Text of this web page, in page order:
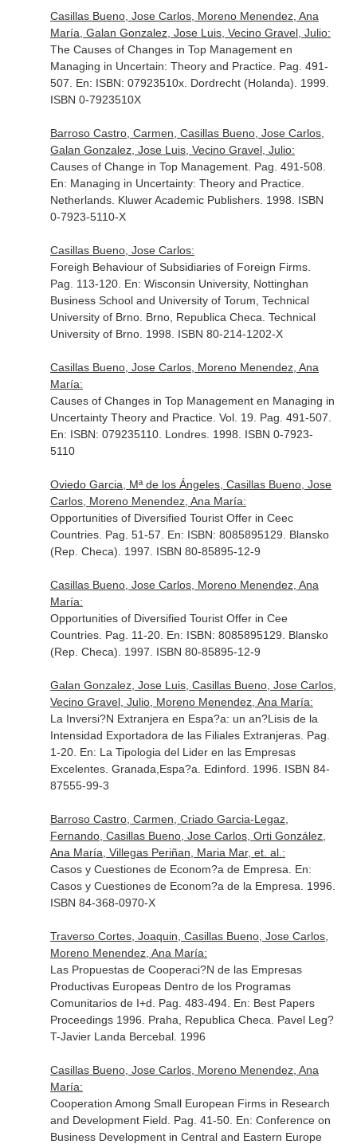
Casillas Bueno, Jose Carlos, Moreno Menendez, Ana
María, Galan Gonzalez, Jose Luis, Vecino Gravel, Julio:
The Causes of Changes in Top Management en
Managing in Uncertain: Theory and Practice. Pag. 491-
507. En: ISBN: 07923510x. Dordrecht (Holanda). 1999.
ISBN 0-7923510X
Barroso Castro, Carmen, Casillas Bueno, Jose Carlos,
Galan Gonzalez, Jose Luis, Vecino Gravel, Julio:
Causes of Change in Top Management. Pag. 491-508.
En: Managing in Uncertainty: Theory and Practice.
Netherlands. Kluwer Academic Publishers. 1998. ISBN
0-7923-5110-X
Casillas Bueno, Jose Carlos:
Foreigh Behaviour of Subsidiaries of Foreign Firms.
Pag. 113-120. En: Wisconsin University, Nottinghan
Business School and University of Torum, Technical
University of Brno. Brno, Republica Checa. Technical
University of Brno. 1998. ISBN 80-214-1202-X
Casillas Bueno, Jose Carlos, Moreno Menendez, Ana
María:
Causes of Changes in Top Management en Managing in
Uncertainty Theory and Practice. Vol. 19. Pag. 491-507.
En: ISBN: 079235110. Londres. 1998. ISBN 0-7923-
5110
Oviedo Garcia, Mª de los Ángeles, Casillas Bueno, Jose
Carlos, Moreno Menendez, Ana María:
Opportunities of Diversified Tourist Offer in Ceec
Countries. Pag. 51-57. En: ISBN: 8085895129 . Blansko
(Rep. Checa). 1997. ISBN 80-85895-12-9
Casillas Bueno, Jose Carlos, Moreno Menendez, Ana
María:
Opportunities of Diversified Tourist Offer in Cee
Countries. Pag. 11-20. En: ISBN: 8085895129 . Blansko
(Rep. Checa). 1997. ISBN 80-85895-12-9
Galan Gonzalez, Jose Luis, Casillas Bueno, Jose Carlos,
Vecino Gravel, Julio, Moreno Menendez, Ana María:
La Inversi?N Extranjera en Espa?a: un an?Lisis de la
Intensidad Exportadora de las Filiales Extranjeras. Pag.
1-20. En: La Tipologia del Lider en las Empresas
Excelentes. Granada,Espa?a. Edinford. 1996. ISBN 84-
87555-99-3
Barroso Castro, Carmen, Criado Garcia-Legaz,
Fernando, Casillas Bueno, Jose Carlos, Orti González,
Ana María, Villegas Periñan, Maria Mar, et. al.:
Casos y Cuestiones de Econom?a de Empresa. En:
Casos y Cuestiones de Econom?a de la Empresa . 1996.
ISBN 84-368-0970-X
Traverso Cortes, Joaquin, Casillas Bueno, Jose Carlos,
Moreno Menendez, Ana María:
Las Propuestas de Cooperaci?N de las Empresas
Productivas Europeas Dentro de los Programas
Comunitarios de I+d. Pag. 483-494. En: Best Papers
Proceedings 1996 . Praha, Republica Checa. Pavel Leg?
T-Javier Landa Bercebal. 1996
Casillas Bueno, Jose Carlos, Moreno Menendez, Ana
María:
Cooperation Among Small European Firms in Research
and Development Field. Pag. 41-50. En: Conference on
Business Development in Central and Eastern Europe